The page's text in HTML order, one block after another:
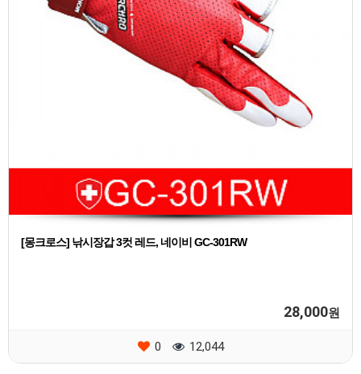
[몽크로스] 낚시장갑 3컷 레드, 네이비 GC-301RW
28,000원
0 12,044